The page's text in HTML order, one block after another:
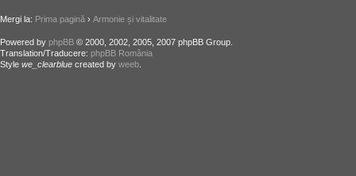
Mergi la: Prima pagină › Armonie și vitalitate
Powered by phpBB © 2000, 2002, 2005, 2007 phpBB Group.
Translation/Traducere: phpBB România
Style we_clearblue created by weeb